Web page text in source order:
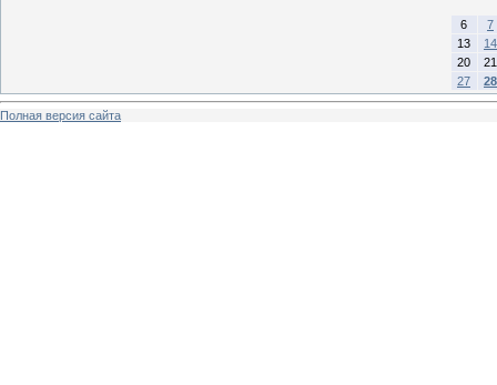
6
7
13
14
20
21
27
28
Полная версия сайта